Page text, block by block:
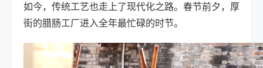
如今，传统工艺也走上了现代化之路。春节前夕，厚
街的腊肠工厂进入全年最忙碌的时节。